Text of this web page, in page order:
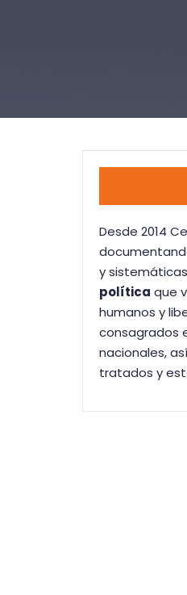
Desde 2014
y
política que
humanos y
consagrados
nacionales,
tratados y